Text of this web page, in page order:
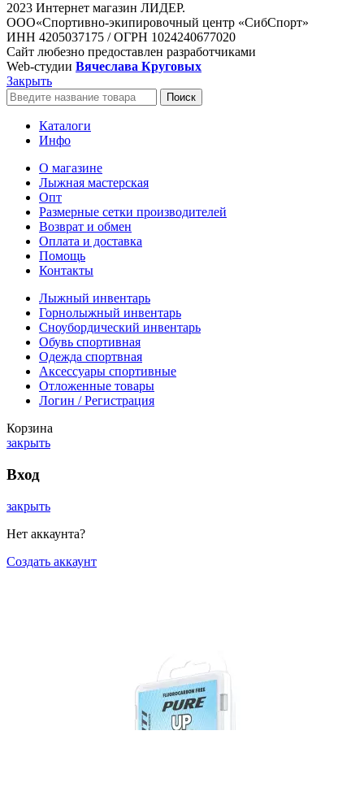
2023 Интернет магазин ЛИДЕР.
ООО«Спортивно-экипировочный центр «СибСпорт»
ИНН 4205037175 / ОГРН 1024240677020
Сайт любезно предоставлен разработчиками
Web-студии Вячеслава Круговых
Закрыть
Поиск
Каталоги
Инфо
О магазине
Лыжная мастерская
Опт
Размерные сетки производителей
Возврат и обмен
Оплата и доставка
Помощь
Контакты
Лыжный инвентарь
Горнолыжный инвентарь
Сноубордический инвентарь
Обувь спортивная
Одежда спортвная
Аксессуары спортивные
Отложенные товары
Логин / Регистрация
Корзина
закрыть
Вход
закрыть
Нет аккаунта?
Создать аккаунт